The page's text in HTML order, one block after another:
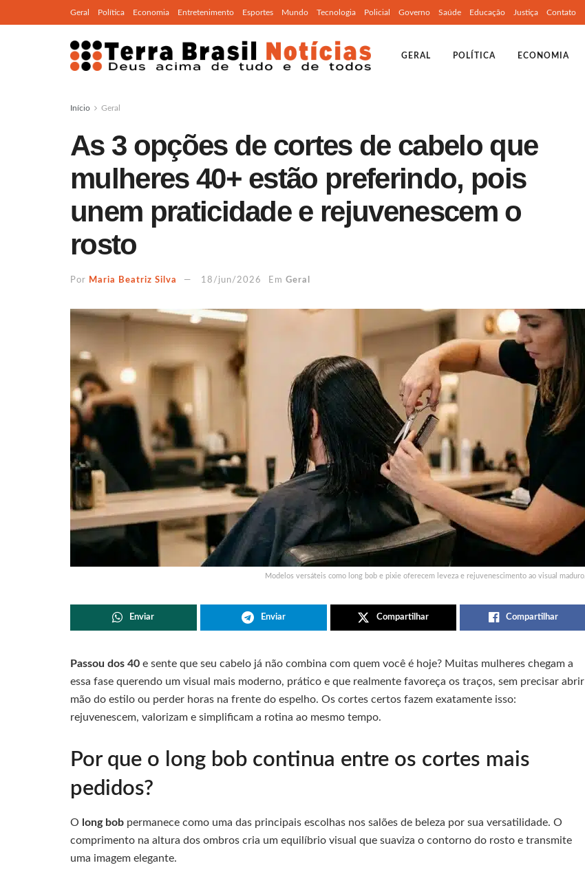
Geral Política Economia Entretenimento Esportes Mundo Tecnologia Policial Governo Saúde Educação Justiça Contato
GERAL POLÍTICA ECONOMIA
Início Geral
As 3 opções de cortes de cabelo que
mulheres 40+ estão preferindo, pois
unem praticidade e rejuvenescem o
rosto
Por Maria Beatriz Silva 18/jun/2026 Em Geral
Modelos versáteis como long bob e pixie oferecem leveza e rejuvenescimento ao visual maduro.
Enviar Enviar Compartilhar Compartilhar
Passou dos 40 e sente que seu cabelo já não combina com quem você é hoje? Muitas mulheres chegam a
essa fase querendo um visual mais moderno, prático e que realmente favoreça os traços, sem precisar abrir
mão do estilo ou perder horas na frente do espelho. Os cortes certos fazem exatamente isso:
rejuvenescem, valorizam e simplificam a rotina ao mesmo tempo.
Por que o long bob continua entre os cortes mais
pedidos?
O long bob permanece como uma das principais escolhas nos salões de beleza por sua versatilidade. O
comprimento na altura dos ombros cria um equilíbrio visual que suaviza o contorno do rosto e transmite
uma imagem elegante.